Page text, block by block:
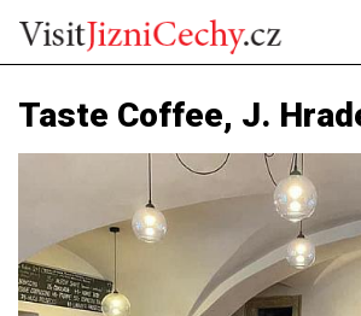
Taste Coffee, J.